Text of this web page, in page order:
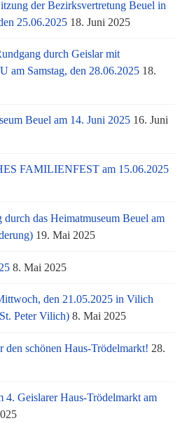
der Bezirksvertretung Beuel in
25.06.2025 18. Juni 2025
durch Geislar mit
am Samstag, den 28.06.2025 18.
Beuel am 14. Juni 2025 16. Juni
FAMILIENFEST am 15.06.2025
das Heimatmuseum Beuel am
19. Mai 2025
8. Mai 2025
den 21.05.2025 in Vilich
Peter Vilich) 8. Mai 2025
schönen Haus-Trödelmarkt! 28.
4. Geislarer Haus-Trödelmarkt am